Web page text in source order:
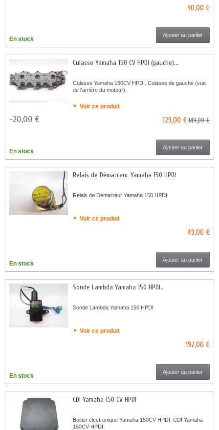
90,00 €
En stock
Ajouter au panier
Culasse Yamaha 150 CV HPDI (gauche)...
Culasse Yamaha 150CV HPDI. Culasse de gauche (vue
de l'arrière du moteur).
Voir ce produit
-20,00 € 129,00 €149,00 €
En stock
Ajouter au panier
Relais de Démarreur Yamaha 150 HPDI
Relais de Démarreur Yamaha 150 HPDI
Voir ce produit
49,00 €
En stock
Ajouter au panier
Sonde Lambda Yamaha 150 HPDI...
Sonde Lambda Yamaha 150 HPDI
Voir ce produit
192,00 €
En stock
Ajouter au panier
CDI Yamaha 150 CV HPDI
Boitier électronique Yamaha 150CV HPDI. CDI Yamaha
150CV HPDI.